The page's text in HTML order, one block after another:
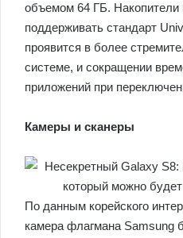
объемом 64 ГБ. Накопители
поддерживать стандарт
проявится в более
системе, и сокращении
приложений при
Камеры и сканеры
По данным корейского
камера флагмана Samsung